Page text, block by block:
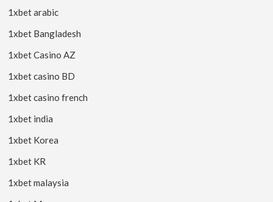
1xbet arabic
1xbet Bangladesh
1xbet Casino AZ
1xbet casino BD
1xbet casino french
1xbet india
1xbet Korea
1xbet KR
1xbet malaysia